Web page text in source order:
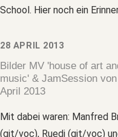
School. Hier noch ein
28 APRIL 2013
Bilder MV 'house of art
music' & JamSession von
April 2013
Mit dabei waren: Manfred
(git/voc), Ruedi (git/voc)